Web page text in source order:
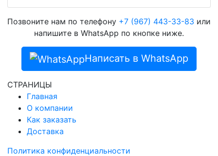
Позвоните нам по телефону +7 (967) 443-33-83 или
напишите в WhatsApp по кнопке ниже.
Написать в WhatsApp
СТРАНИЦЫ
Главная
О компании
Как заказать
Доставка
Политика конфиденциальности